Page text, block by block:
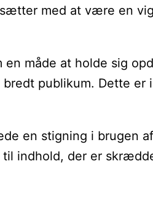
med at være en
måde at holde sig
publikum. Dette
en stigning i brugen
indhold, der er